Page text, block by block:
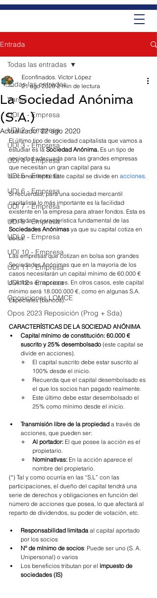
Entrada
Todas las entradas
Varios
UDI 1 - Empresa
UDI 2 - Empresa
UDI 3 - Empresa
UDI 4 - Empresa
UDI 5 - Empresa
UDI 6 - Empresa
UDI 7 - Empresa
UDI 8 - Empresa
UDI 9 - Empresa
UDI 10 - Empresa
UDI 11 - Empresa
UDI 12 - Empresa
Oposiciones LOMCE
Opos 2023 Reposición (Prog + Sda)
Todas las entradas
La Sociedad Anónima
(S.A.)
Econfinados. Víctor López
21 ago 2020 2 min de lectura
Actualizado:22 ago 2020
El último tipo de sociedad capitalista que vamos a
estudiar es la Sociedad Anónima. Es un tipo de
sociedad adecuada para las grandes empresas
que necesitan un gran capital para su
funcionamiento. Este capital se divide en acciones.
Si recuerdas, para una sociedad mercantil
capitalista lo más importante es la facilidad
existente en la empresa para atraer fondos. Esta es
sin duda la característica fundamental de las
Sociedades Anónimas ya que su capital cotiza en
bolsa.
Las empresas que cotizan en bolsa son grandes
Sociedades Anónimas que en la mayoría de los
casos necesitarán un capital mínimo de 60.000 €
divididos en acciones. En otros casos, este capital
mínimo será 18.000.000 €, como en algunas S.A.
Especiales (bancos).
CARACTERÍSTICAS DE LA SOCIEDAD ANÓNIMA
Capital mínimo de constitución: 60.000 €
suscrito y 25% desembolsado (este capital se
divide en acciones).
El capital suscrito debe estar suscrito al
100% desde el inicio.
Recuerda que el capital desembolsado es
el que los socios han pagado realmente.
Este último debe estar desembolsado el
25% como mínimo desde el inicio.
Transmisión libre de la propiedad a través de
acciones, que pueden ser:
Al portador: El que posee la acción es el
propietario.
Nominativas: En la acción aparece el
nombre del propietario.
(*) Tal y como ocurría en las “S.L” con las
participaciones, el dueño del capital tendrá una
serie de derechos y obligaciones en función del
número de acciones que posea, lo que afectará al
reparto de dividendos, su poder de votación, etc.
Responsabilidad limitada al capital aportado
por los socios
Nº de mínimo de socios: Puede ser uno (S. A.
Unipersonal) o varios
Los beneficios tributan por el impuesto de
sociedades (IS)